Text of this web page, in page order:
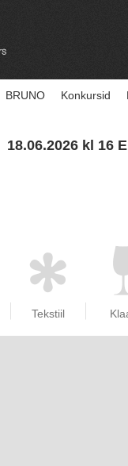
BRUNO Konkursid
18.06.2026 kl 16
Tekstiil